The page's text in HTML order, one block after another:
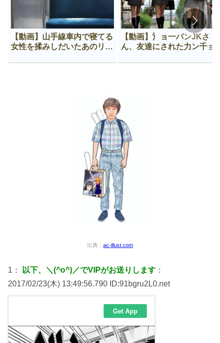
【動画】山手線車内で寝てる
女性を揉みしだいたあのリー
【動画】氵ョ一パンJKさ
ん、友達にされた力ン千ョ
出典： ac-illust.com
1： 以下、＼(^o^)／でVIPがお送りします ：
2017/02/23(木) 13:49:56.790 ID:91bgru2L0.net